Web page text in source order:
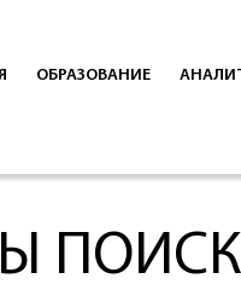
ОБРАЗОВАНИЕ